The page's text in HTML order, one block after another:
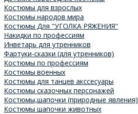
Костюмы для взрослых
Костюмы народов мира
Костюмы Для "УГОЛКА РЯЖЕНИЯ"
Накидки по профессиям
Инветарь для утренников
Фартуки-сказки (для утренников)
Костюмы по профессиям
Костюмы военных
Костюмы для танцев акссесуары
Костюмы сказочных персонажей
Костюмы,шапочки (природные явления)
Костюмы шапочки животных